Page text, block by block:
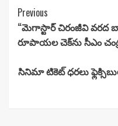
Continue
Reading
Previous
“మెగాస్టార్ చిరంజీవి వరద
రూపాయల చెక్‌ను సీఎం
సినిమా టికెట్ ధరలు